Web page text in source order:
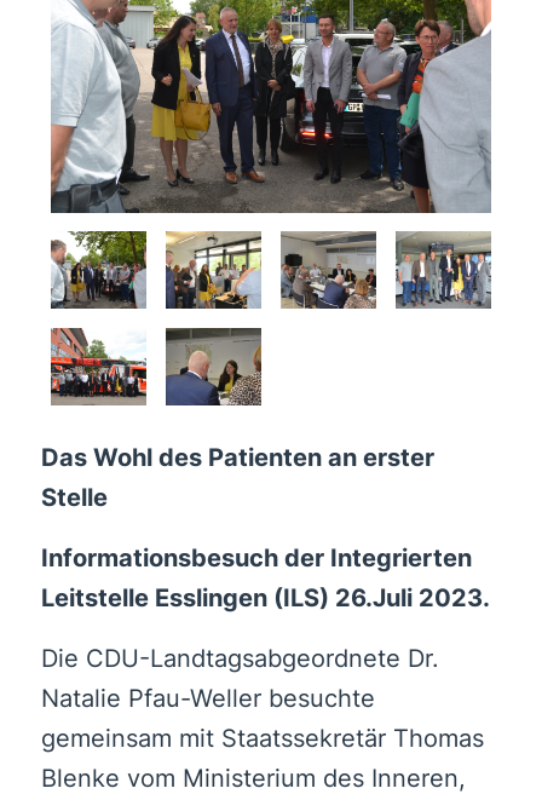
Das Wohl des Patienten an erster
Stelle
Informationsbesuch der Integrierten
Leitstelle Esslingen (ILS) 26.Juli 2023.
Die CDU-Landtagsabgeordnete Dr.
Natalie Pfau-Weller besuchte
gemeinsam mit Staatssekretär Thomas
Blenke vom Ministerium des Inneren,